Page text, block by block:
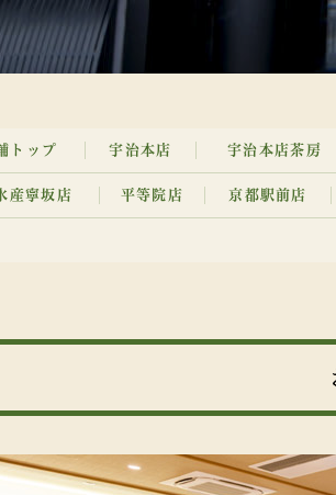
トップ 宇治本店 宇治本店茶房
産寧坂店 平等院店 京都駅前店